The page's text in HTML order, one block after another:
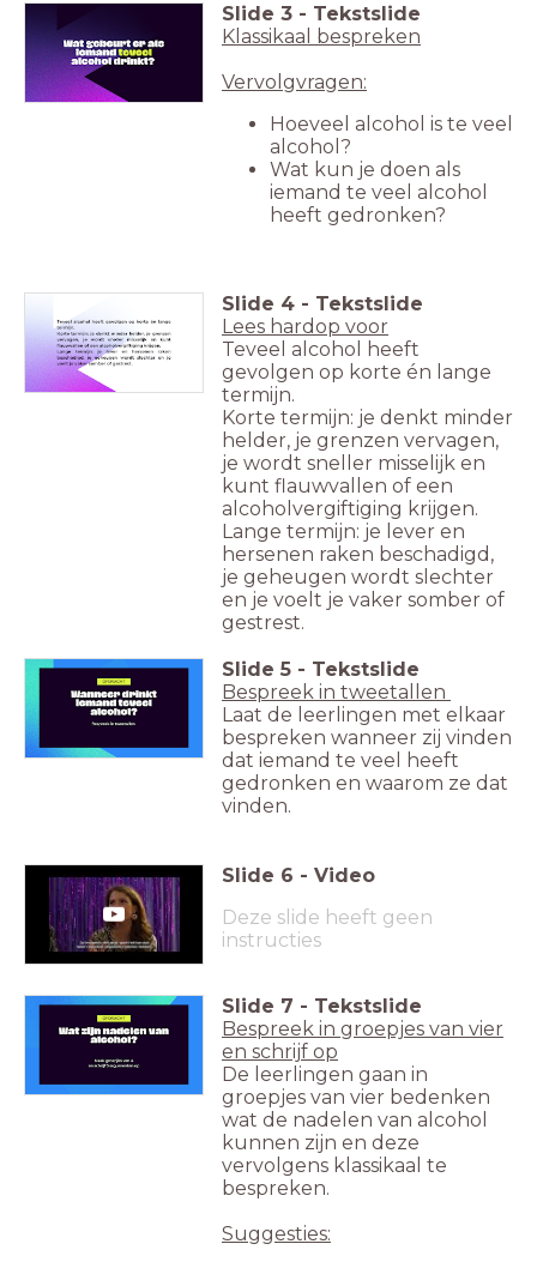
Slide 3 - Tekstslide
Klassikaal bespreken
Vervolgvragen:
Hoeveel alcohol is te veel
alcohol?
Wat kun je doen als
iemand te veel alcohol
heeft gedronken?
Slide 4 - Tekstslide
Lees hardop voor
Teveel alcohol heeft
gevolgen op korte én lange
termijn.
Korte termijn: je denkt minder
helder, je grenzen vervagen,
je wordt sneller misselijk en
kunt flauwvallen of een
alcoholvergiftiging krijgen.
Lange termijn: je lever en
hersenen raken beschadigd,
je geheugen wordt slechter
en je voelt je vaker somber of
gestrest.
Slide 5 - Tekstslide
Bespreek in tweetallen
Laat de leerlingen met elkaar
bespreken wanneer zij vinden
dat iemand te veel heeft
gedronken en waarom ze dat
vinden.
Slide 6 - Video
Deze slide heeft geen
instructies
Slide 7 - Tekstslide
Bespreek in groepjes van vier
en schrijf op
De leerlingen gaan in
groepjes van vier bedenken
wat de nadelen van alcohol
kunnen zijn en deze
vervolgens klassikaal te
bespreken.
Suggesties: